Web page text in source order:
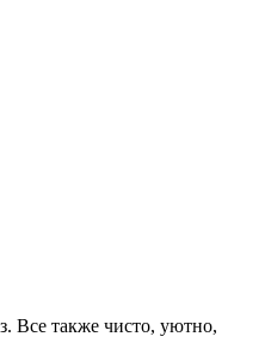
Все также чисто, уютно,